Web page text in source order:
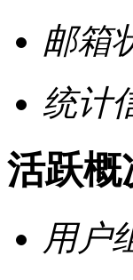
邮箱
统计
活跃概
用户